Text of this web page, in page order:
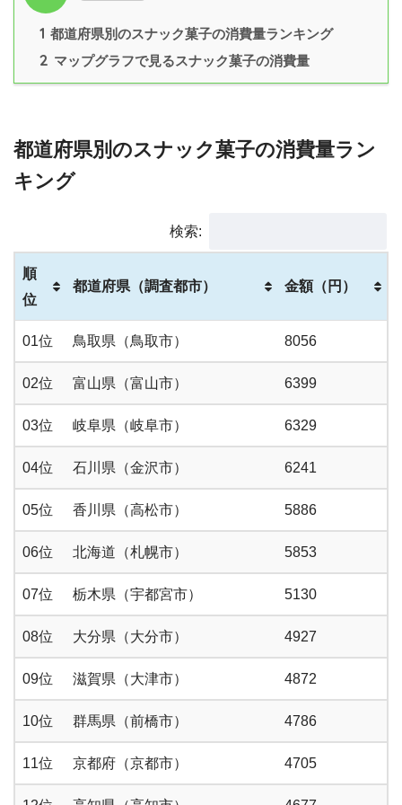
1 都道府県別のスナック菓子の消費量ランキング
2 マップグラフで見るスナック菓子の消費量
都道府県別のスナック菓子の消費量ラン
キング
検索:
順
位
都道府県（調査都市） 金額（円）
01位 鳥取県（鳥取市） 8056
02位 富山県（富山市） 6399
03位 岐阜県（岐阜市） 6329
04位 石川県（金沢市） 6241
05位 香川県（高松市） 5886
06位 北海道（札幌市） 5853
07位 栃木県（宇都宮市） 5130
08位 大分県（大分市） 4927
09位 滋賀県（大津市） 4872
10位 群馬県（前橋市） 4786
11位 京都府（京都市） 4705